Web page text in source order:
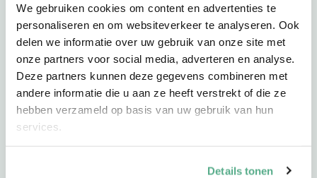
We gebruiken cookies om content en advertenties te
personaliseren en om websiteverkeer te analyseren. Ook
delen we informatie over uw gebruik van onze site met
onze partners voor social media, adverteren en analyse.
Deze partners kunnen deze gegevens combineren met
andere informatie die u aan ze heeft verstrekt of die ze
hebben verzameld op basis van uw gebruik van hun
services.
Details tonen